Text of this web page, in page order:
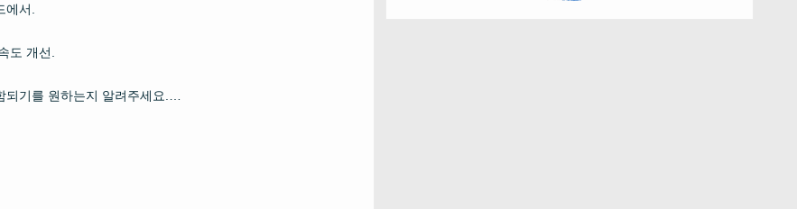
서.
도 개선.
되기를 원하는지 알려주세요.…